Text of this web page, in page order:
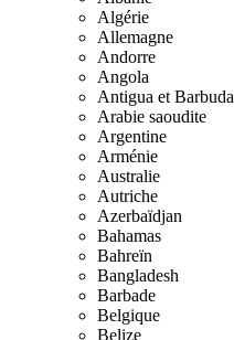
Algérie
Allemagne
Andorre
Angola
Antigua et Barbuda
Arabie saoudite
Argentine
Arménie
Australie
Autriche
Azerbaïdjan
Bahamas
Bahreïn
Bangladesh
Barbade
Belgique
Belize